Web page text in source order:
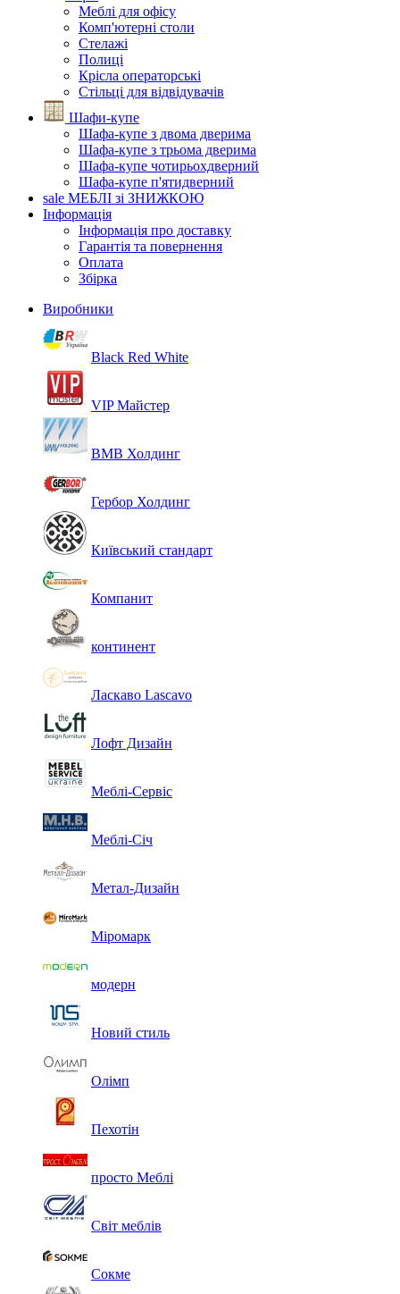
Меблі для офісу
Комп'ютерні столи
Стелажі
Полиці
Крісла операторські
Стільці для відвідувачів
Шафи-купе
Шафа-купе з двома дверима
Шафа-купе з трьома дверима
Шафа-купе чотирьохдверний
Шафа-купе п'ятидверний
sale МЕБЛІ зі ЗНИЖКОЮ
Інформація
Інформація про доставку
Гарантія та повернення
Оплата
Збірка
Виробники
Black Red White
VIP Майстер
ВМВ Холдинг
Гербор Холдинг
Київський стандарт
Компанит
континент
Ласкаво Lascavo
Лофт Дизайн
Меблі-Сервіс
Меблі-Січ
Метал-Дизайн
Міромарк
модерн
Новий стиль
Олімп
Пехотін
просто Меблі
Світ меблів
Сокме